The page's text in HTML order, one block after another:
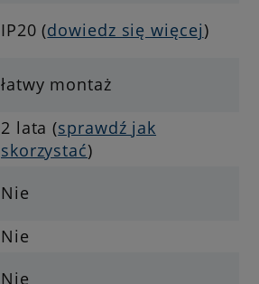
IP20 (dowiedz się więcej)
łatwy montaż
2 lata (sprawdź jak
skorzystać)
Nie
Nie
Nie